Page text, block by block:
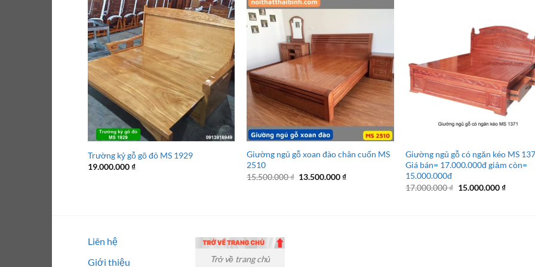
Trường kỷ gỗ gõ đỏ MS 1929
19.000.000₫
Giường ngủ gỗ xoan đào chân cuốn MS
2510
15.500.000₫ Giá
13.500.000₫Giá
Giường ngủ gỗ có ngăn kéo MS
Giá bán= 17.000.000đ giảm còn=
15.000.000đ
17.000.000₫ Giá
15.000.000₫Giá
Liên hệ
Giới thiệu
Trở về trang chủ